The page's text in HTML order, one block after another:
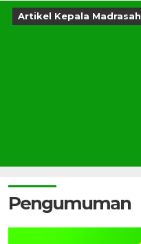
Artikel Kepala Madrasah
Pengumuman